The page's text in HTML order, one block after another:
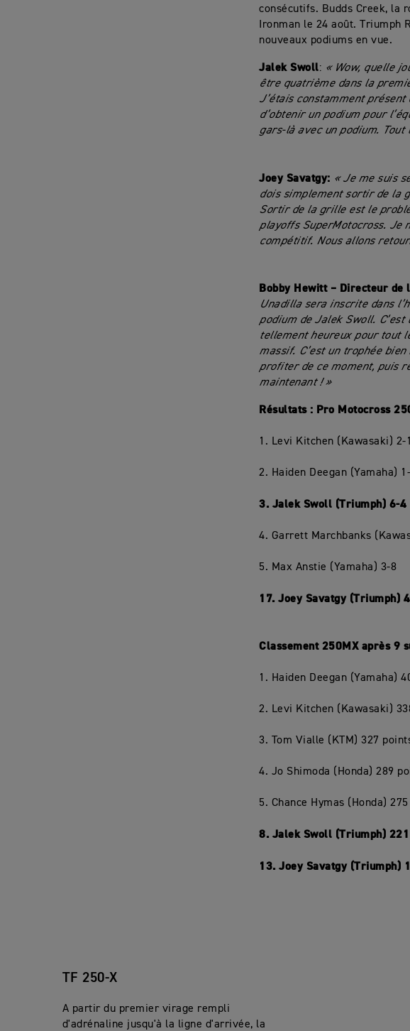
consécutifs. Budds Creek, la
Ironman le 24 août. Triumph
nouveaux podiums en vue.
Jalek Swoll: « Wow, quelle
être quatrième dans la
J’étais constamment présent
d’obtenir un podium pour
gars-là avec un podium.
Joey Savatgy: « Je me suis
dois simplement sortir de la
Sortir de la grille est le
playoffs SuperMotocross. Je
compétitif. Nous allons
Bobby Hewitt – Directeur de
Unadilla sera inscrite dans
podium de Jalek Swoll.
tellement heureux pour tout
massif. C’est un trophée
profiter de ce moment, puis
maintenant ! »
Résultats : Pro Motocross
1. Levi Kitchen (Kawasaki) 2-1
2. Haiden Deegan (Yamaha)
3. Jalek Swoll (Triumph) 6-4
4. Garrett Marchbanks
5. Max Anstie (Yamaha) 3-8
17. Joey Savatgy (Triumph)
Classement 250MX après 9
1. Haiden Deegan (Yamaha)
2. Levi Kitchen (Kawasaki)
3. Tom Vialle (KTM) 327
4. Jo Shimoda (Honda) 289
5. Chance Hymas (Honda)
8. Jalek Swoll (Triumph)
13. Joey Savatgy (Triumph)
TF 250-X
A partir du premier virage rempli
d'adrénaline jusqu'à la ligne d'arrivée, la